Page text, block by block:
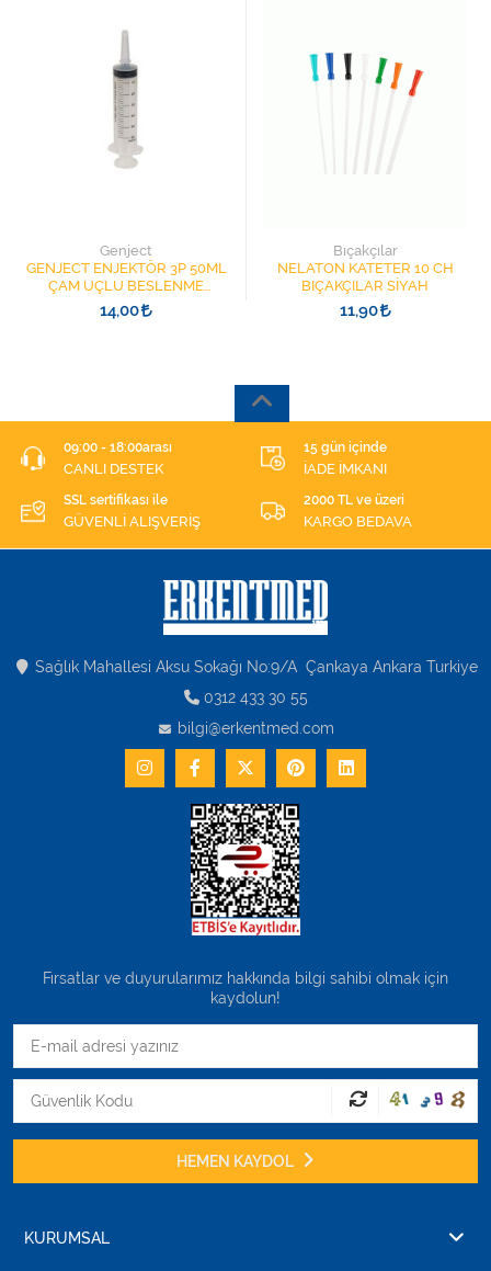
Genject
GENJECT ENJEKTÖR 3P 50ML
ÇAM UÇLU BESLENME
ŞIRINGASI 1852412 KATATER
UÇLU
14,00
Bıçakçılar
NELATON KATETER 10 CH
BIÇAKÇILAR SİYAH
11,90
09:00 - 18:00arası
CANLI DESTEK
15 gün içinde
İADE İMKANI
SSL sertifikası ile
GÜVENLİ ALIŞVERİŞ
2000 TL ve üzeri
KARGO BEDAVA
Sağlık Mahallesi Aksu Sokağı No:9/A Çankaya Ankara Turkiye
0312 433 30 55
bilgi@erkentmed.com
Fırsatlar ve duyurularımız hakkında bilgi sahibi olmak için
kaydolun!
HEMEN KAYDOL
KURUMSAL